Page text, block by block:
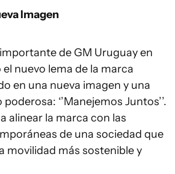
Imagen
de GM Uruguay en
nuevo lema de la marca
en una nueva imagen y una
‘’Manejemos Juntos’’.
alinear la marca con las
de una sociedad que
movilidad más sostenible y